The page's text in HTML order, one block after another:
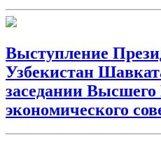
Выступление
Узбекистан
заседании Высшего
экономического